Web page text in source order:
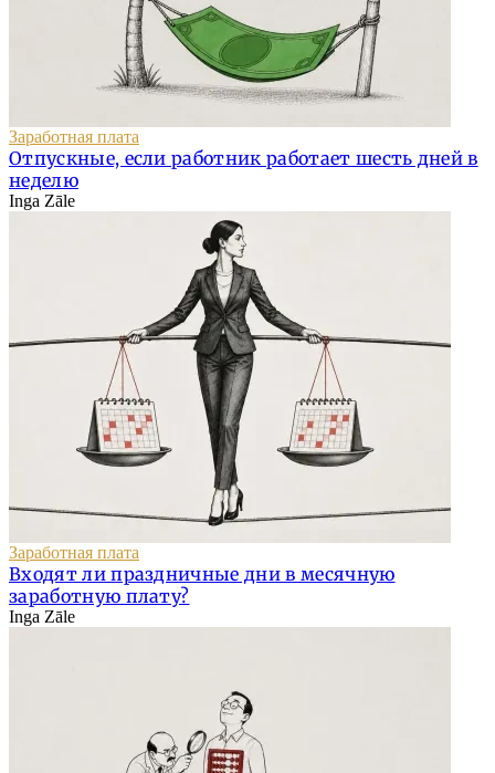
Заработная плата
Отпускные, если работник работает шесть дней в
неделю
Inga Zāle
Заработная плата
Входят ли праздничные дни в месячную
заработную плату?
Inga Zāle